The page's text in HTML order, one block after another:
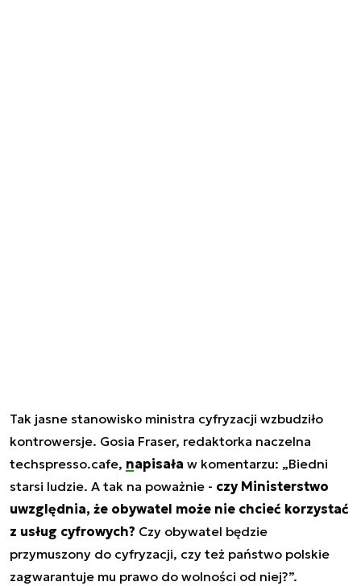
Tak jasne stanowisko ministra cyfryzacji wzbudziło
kontrowersje. Gosia Fraser, redaktorka naczelna
techspresso.cafe, napisała w komentarzu: „Biedni
starsi ludzie. A tak na poważnie - czy Ministerstwo
uwzględnia, że obywatel może nie chcieć korzystać
z usług cyfrowych? Czy obywatel będzie
przymuszony do cyfryzacji, czy też państwo polskie
zagwarantuje mu prawo do wolności od niej?”.